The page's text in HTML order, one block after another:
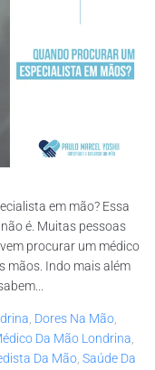
em mão? Essa
é. Muitas pessoas
procurar um médico
mãos. Indo mais além
, Dores Na Mão,
Da Mão Londrina,
Da Mão, Saúde Da